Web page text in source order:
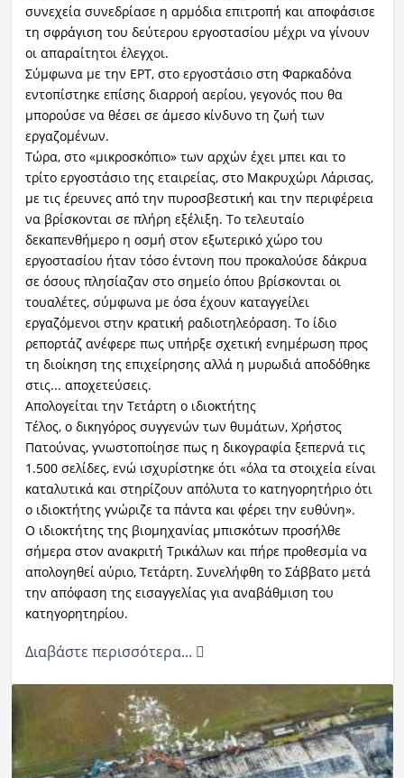
συνεχεία συνεδρίασε η αρμόδια επιτροπή και αποφάσισε
τη σφράγιση του δεύτερου εργοστασίου μέχρι να γίνουν
οι απαραίτητοι έλεγχοι.
Σύμφωνα με την ΕΡΤ, στο εργοστάσιο στη Φαρκαδόνα
εντοπίστηκε επίσης διαρροή αερίου, γεγονός που θα
μπορούσε να θέσει σε άμεσο κίνδυνο τη ζωή των
εργαζομένων.
Τώρα, στο «μικροσκόπιο» των αρχών έχει μπει και το
τρίτο εργοστάσιο της εταιρείας, στο Μακρυχώρι Λάρισας,
με τις έρευνες από την πυροσβεστική και την περιφέρεια
να βρίσκονται σε πλήρη εξέλιξη. Το τελευταίο
δεκαπενθήμερο η οσμή στον εξωτερικό χώρο του
εργοστασίου ήταν τόσο έντονη που προκαλούσε δάκρυα
σε όσους πλησίαζαν στο σημείο όπου βρίσκονται οι
τουαλέτες, σύμφωνα με όσα έχουν καταγγείλει
εργαζόμενοι στην κρατική ραδιοτηλεόραση. Το ίδιο
ρεπορτάζ ανέφερε πως υπήρξε σχετική ενημέρωση προς
τη διοίκηση της επιχείρησης αλλά η μυρωδιά αποδόθηκε
στις... αποχετεύσεις.
Απολογείται την Τετάρτη ο ιδιοκτήτης
Τέλος, ο δικηγόρος συγγενών των θυμάτων, Χρήστος
Πατούνας, γνωστοποίησε πως η δικογραφία ξεπερνά τις
1.500 σελίδες, ενώ ισχυρίστηκε ότι «όλα τα στοιχεία είναι
καταλυτικά και στηρίζουν απόλυτα το κατηγορητήριο ότι
ο ιδιοκτήτης γνώριζε τα πάντα και φέρει την ευθύνη».
Ο ιδιοκτήτης της βιομηχανίας μπισκότων προσήλθε
σήμερα στον ανακριτή Τρικάλων και πήρε προθεσμία να
απολογηθεί αύριο, Τετάρτη. Συνελήφθη το Σάββατο μετά
την απόφαση της εισαγγελίας για αναβάθμιση του
κατηγορητηρίου.
Διαβάστε περισσότερα...